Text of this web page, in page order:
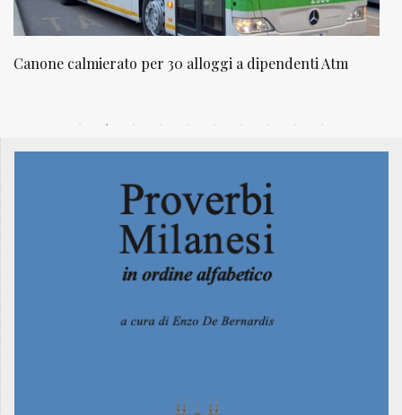
a dipendenti Atm NATUROPATIA IN BREVE 20/01